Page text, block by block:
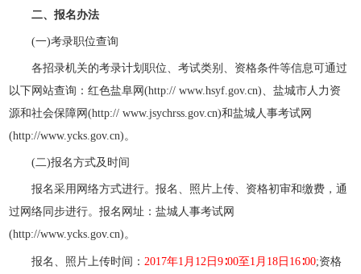
二、报名办法
(一)考录职位查询
各招录机关的考录计划职位、考试类别、资格条件等信息可通过
以下网站查询：红色盐阜网(http:// www.hsyf.gov.cn)、盐城市人力资
源和社会保障网(http:// www.jsychrss.gov.cn)和盐城人事考试网
(http://www.ycks.gov.cn)。
(二)报名方式及时间
报名采用网络方式进行。报名、照片上传、资格初审和缴费，通
过网络同步进行。报名网址：盐城人事考试网
(http://www.ycks.gov.cn)。
报名、照片上传时间：2017年1月12日9∶00至1月18日16∶00;资格